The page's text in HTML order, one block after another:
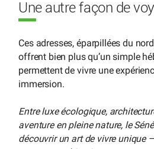
Une autre façon de
Ces adresses, éparpillées du
offrent bien plus qu’un simple
permettent de vivre une
immersion.
Entre luxe écologique,
aventure en pleine nature, le
découvrir un art de vivre unique